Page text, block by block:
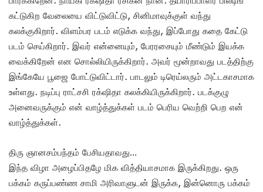
கட்டுகிற வேலையை விட்டுவிட்டு, சினிமாவுக்குள் வந்து
கலக்குகிறார். விளம்பர படம் எடுக்க வந்து, இப்போது கதை கேட்டு
படம் செய்கிறார். இவர் என்னையும், பேரரசையும் மீண்டும் இயக்க
வைக்கிறேன் என சொல்லியிருக்கிறார். அவர் மூன்றாவது படத்திற்கு
இங்கேயே பூஜை போட்டுவிட்டார். பாடலும் டிரெய்லரும் அட்டகாசமாக
உள்ளது. நடிப்பு ராட்சசி ரக்‌ஷிதா கலக்கியிருக்கிறார். படக்குழு
அனைவருக்கும் என் வாழ்த்துக்கள் படம் பெரிய வெற்றி பெற என்
வாழ்த்துக்கள்.
திரு ஞானசம்பந்தம் பேசியதாவது…
இந்த விழா அழைப்பிதழே மிக வித்தியாசமாக இருக்கிறது. ஒரு
பக்கம் கருப்பண்ண சாமி அரிவாளுடன் இருக்க, இன்னொரு பக்கம்